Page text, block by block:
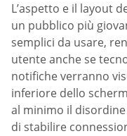
L’aspetto e il layout
un pubblico più
semplici da usare,
utente anche se
notifiche verranno
inferiore dello
al minimo il
di stabilire